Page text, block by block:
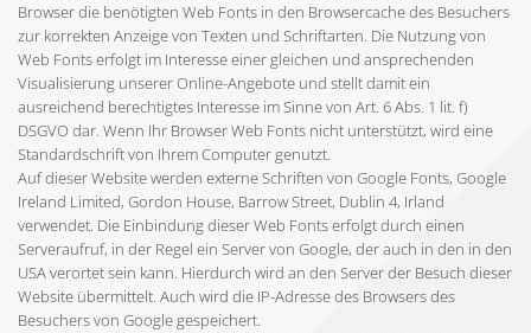
Browser die benötigten Web Fonts in den Browsercache des Besuchers
zur korrekten Anzeige von Texten und Schriftarten. Die Nutzung von
Web Fonts erfolgt im Interesse einer gleichen und ansprechenden
Visualisierung unserer Online-Angebote und stellt damit ein
ausreichend berechtigtes Interesse im Sinne von Art. 6 Abs. 1 lit. f)
DSGVO dar. Wenn Ihr Browser Web Fonts nicht unterstützt, wird eine
Standardschrift von Ihrem Computer genutzt.
Auf dieser Website werden externe Schriften von Google Fonts, Google
Ireland Limited, Gordon House, Barrow Street, Dublin 4, Irland
verwendet. Die Einbindung dieser Web Fonts erfolgt durch einen
Serveraufruf, in der Regel ein Server von Google, der auch in den in den
USA verortet sein kann. Hierdurch wird an den Server der Besuch dieser
Website übermittelt. Auch wird die IP-Adresse des Browsers des
Besuchers von Google gespeichert.